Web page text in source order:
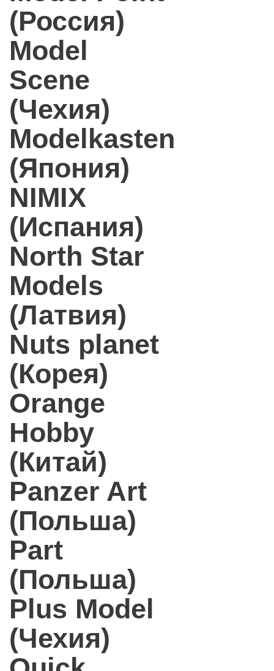
(Россия)
Model
Scene
(Чехия)
Modelkasten
(Япония)
NIMIX
(Испания)
North Star
Models
(Латвия)
Nuts planet
(Корея)
Orange
Hobby
(Китай)
Panzer Art
(Польша)
Part
(Польша)
Plus Model
(Чехия)